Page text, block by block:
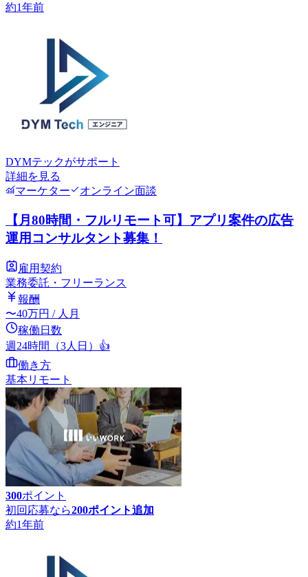
約1年前
DYMテックがサポート
詳細を見る
マーケター
オンライン面談
【月80時間・フルリモート可】アプリ案件の広告
運用コンサルタント募集！
雇用契約
業務委託・フリーランス
報酬
〜40万円 / 人月
稼働日数
週24時間（3人日） 👍
働き方
基本リモート
300ポイント
初回応募なら200ポイント追加
約1年前